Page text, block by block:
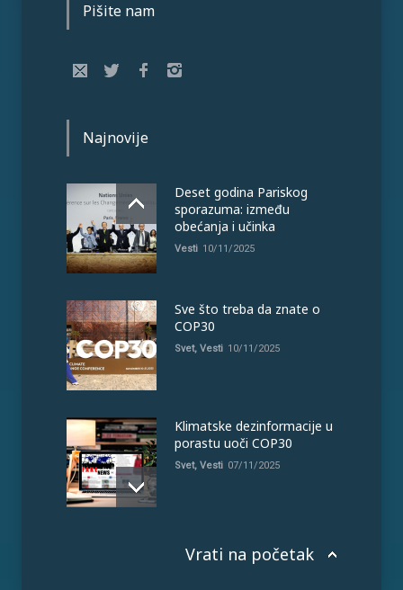
Pišite nam
Najnovije
Deset godina Pariskog
sporazuma: između
obećanja i učinka
Vesti 10/11/2025
Sve što treba da znate o
COP30
Svet, Vesti 10/11/2025
Klimatske dezinformacije u
porastu uoči COP30
Svet, Vesti 07/11/2025
Vrati na početak